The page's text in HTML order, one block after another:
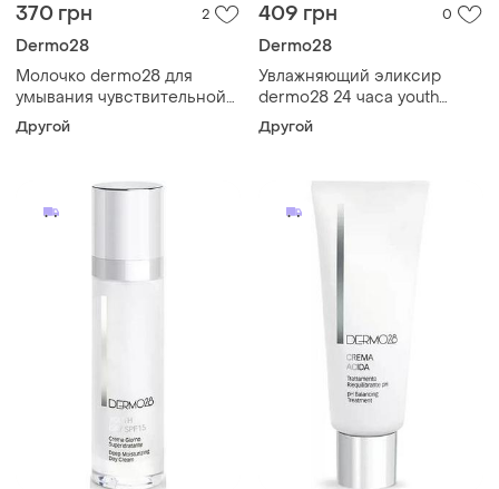
370 грн 2
Dermo28
Молочко dermo28 для
умывания чувствительной
кожи comfort gentle milk 30
мл
Другой
409 грн 0
Dermo28
Увлажняющий эликсир
dermo28 24 часа youth
youth complex 5 мл
Другой